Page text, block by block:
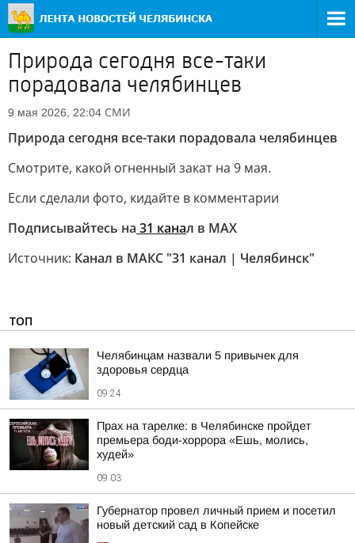
Природа сегодня все-таки
порадовала челябинцев
9 мая 2026, 22:04 СМИ
Природа сегодня все-таки порадовала челябинцев
Смотрите, какой огненный закат на 9 мая.
Если сделали фото, кидайте в комментарии
Подписывайтесь на 31 канал в МАХ
Источник: Канал в МАКС "31 канал | Челябинск"
ТОП
Челябинцам назвали 5 привычек для
здоровья сердца
09:24
Прах на тарелке: в Челябинске пройдет
премьера боди-хоррора «Ешь, молись,
худей»
09:03
Губернатор провел личный прием и посетил
новый детский сад в Копейске